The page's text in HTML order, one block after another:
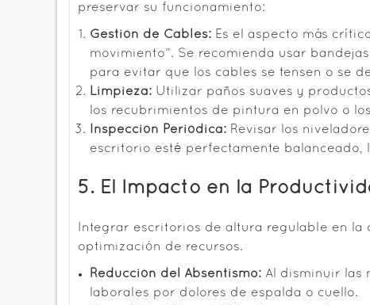
preservar su funcionamiento:
Gestión de Cables: Es el aspecto más
movimiento”. Se recomienda usar
para evitar que los cables se tensen o se
Limpieza: Utilizar paños suaves y
los recubrimientos de pintura en polvo o
Inspección Periódica: Revisar los
escritorio esté perfectamente balanceado,
5. El Impacto en la
Integrar escritorios de altura regulable en la
optimización de recursos.
Reducción del Absentismo: Al disminuir las
laborales por dolores de espalda o cuello.